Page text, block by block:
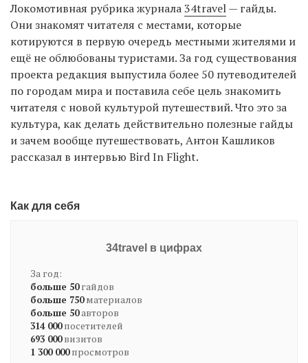
Локомотивная рубрика журнала34travel— гайды.
Они знакомят читателя с местами, которые
котируются в первую очередь местными жителями и
ещё не облюбованы туристами. За год существования
проекта редакция выпустила более 50 путеводителей
по городам мира и поставила себе цель знакомить
читателя с новой культурой путешествий. Что это за
культура, как делать действительно полезные гайды
и зачем вообще путешествовать, Антон Кашликов
рассказал в интервью Bird In Flight.
Как для себя
34travel в цифрах
За год:
больше 50гайдов
больше 750материалов
больше 50авторов
314 000посетителей
693 000визитов
1 300 000просмотров